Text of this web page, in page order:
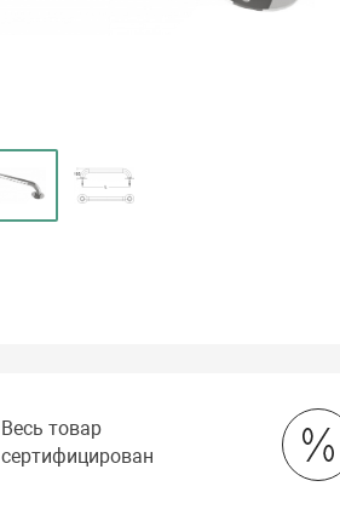
Весь товар
сертифицирован